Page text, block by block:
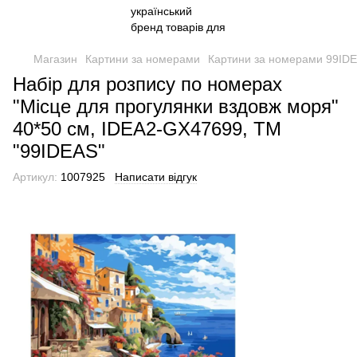
Магазин Картини за номерами Картини за номерами
Набір для розпису по номерах
"Місце для прогулянки вздовж моря"
40*50 см, IDEA2-GX47699, ТМ
"99IDEAS"
Артикул: 1007925 Написати відгук